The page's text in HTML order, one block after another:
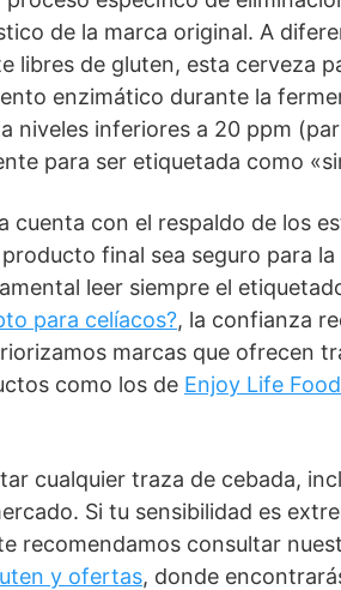
de la marca original. A
libres de gluten, esta cerveza
enzimático durante la
niveles inferiores a 20 ppm
para ser etiquetada como
cuenta con el respaldo de los
final sea seguro para
leer siempre el
para celíacos?, la confianza
marcas que ofrecen
como los de Enjoy Life
cualquier traza de cebada,
Si tu sensibilidad es
recomendamos consultar
y ofertas, donde